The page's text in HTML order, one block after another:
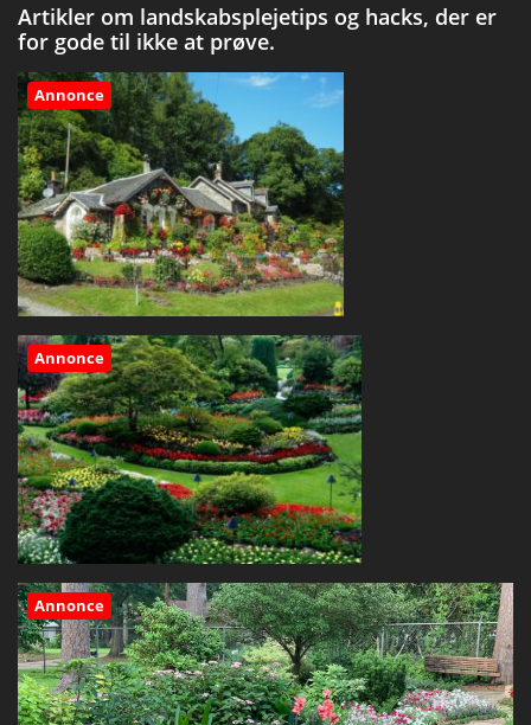
Artikler om landskabsplejetips og hacks, der er
for gode til ikke at prøve.
Annonce
Annonce
Annonce